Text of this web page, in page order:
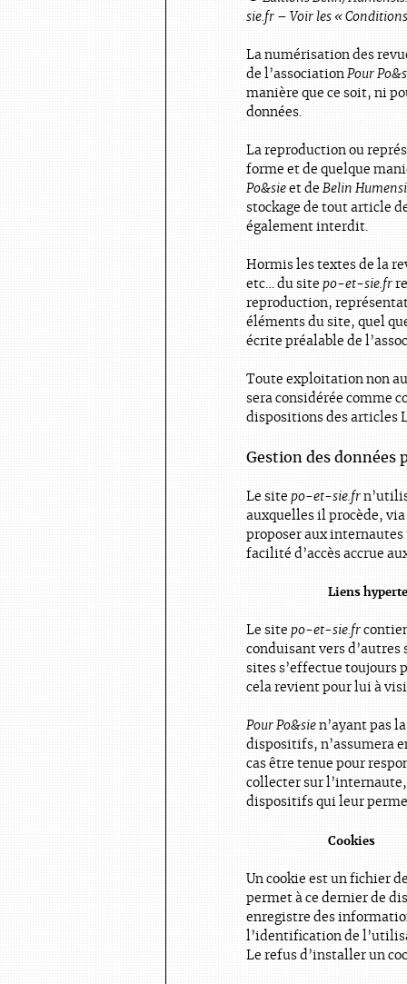
sie.fr – Voir les «
La numérisation des
de l’association Pour
manière que ce soit, ni
données.
La reproduction ou
forme et de quelque
Po&sie et de Belin
stockage de tout article
également interdit.
Hormis les textes de la
etc… du site po-et-sie.fr
reproduction,
éléments du site, quel
écrite préalable de
Toute exploitation non
sera considérée comme
dispositions des articles
Gestion des données
Le site po-et-sie.fr
auxquelles il procède, via
proposer aux internautes
facilité d’accès accrue
Liens
Le site po-et-sie.fr
conduisant vers
sites s’effectue toujours
cela revient pour lui à
Pour Po&sie n’ayant pas
dispositifs, n’assumera
cas être tenue pour
collecter sur l’internaute,
dispositifs qui leur
Cookies
Un cookie est un fichier
permet à ce dernier de
enregistre des
l’identification de
Le refus d’installer un